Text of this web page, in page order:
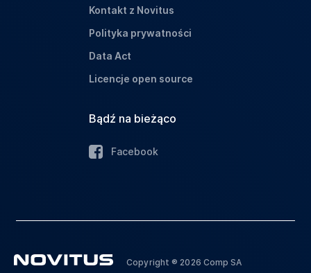
Kontakt z Novitus
Polityka prywatności
Data Act
Licencje open source
Bądź na bieżąco
Facebook
Copyright ® 2026 Comp SA